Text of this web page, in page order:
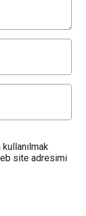
site adresimi